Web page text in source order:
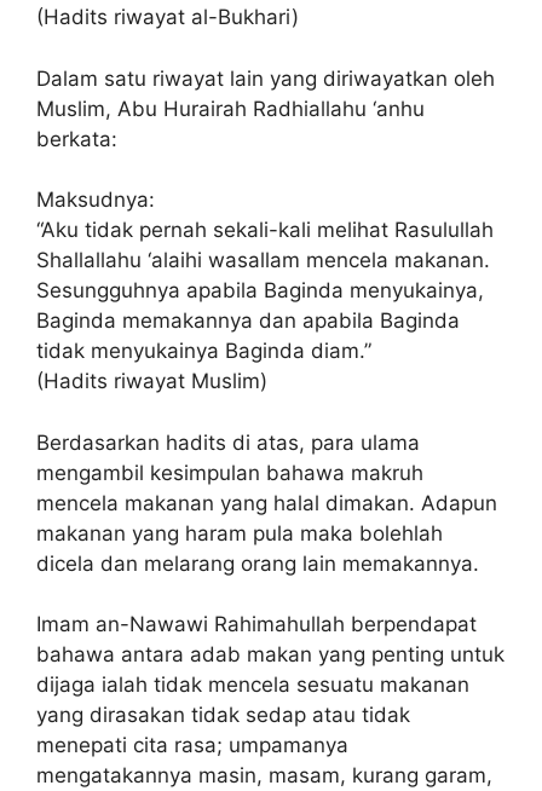
(Hadits riwayat al-Bukhari)
Dalam satu riwayat lain yang diriwayatkan oleh
Muslim, Abu Hurairah Radhiallahu ‘anhu
berkata:
Maksudnya:
“Aku tidak pernah sekali-kali melihat Rasulullah
Shallallahu ‘alaihi wasallam mencela makanan.
Sesungguhnya apabila Baginda menyukainya,
Baginda memakannya dan apabila Baginda
tidak menyukainya Baginda diam.”
(Hadits riwayat Muslim)
Berdasarkan hadits di atas, para ulama
mengambil kesimpulan bahawa makruh
mencela makanan yang halal dimakan. Adapun
makanan yang haram pula maka bolehlah
dicela dan melarang orang lain memakannya.
Imam an-Nawawi Rahimahullah berpendapat
bahawa antara adab makan yang penting untuk
dijaga ialah tidak mencela sesuatu makanan
yang dirasakan tidak sedap atau tidak
menepati cita rasa; umpamanya
mengatakannya masin, masam, kurang garam,